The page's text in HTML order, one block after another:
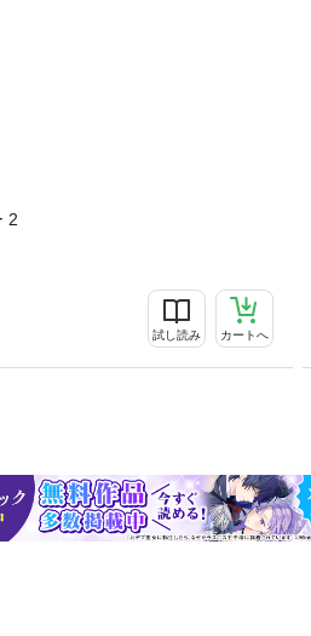
2
試し読み カートへ